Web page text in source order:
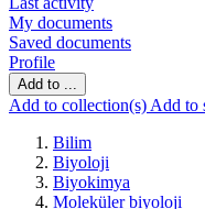
My documents
Saved documents
Profile
Add to ...
Add to collection(s) Add to
Bilim
Biyoloji
Biyokimya
Moleküler biyoloji